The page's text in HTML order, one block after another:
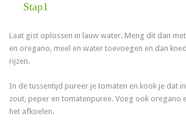
Stap1
Laat gist oplossen in lauw water. Meng dit dan
en oregano, meel en water toevoegen en dan
rijzen.
In de tussentijd pureer je tomaten en kook je dat
zout, peper en tomatenpuree. Voeg ook oregano
het afkoelen.